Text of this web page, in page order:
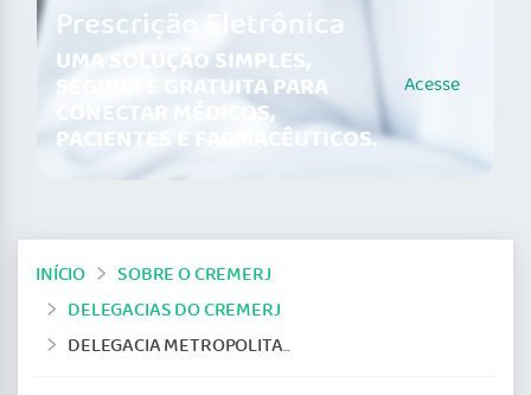
Prescrição Eletrônica
UMA SOLUÇÃO SIMPLES,
SEGURA E GRATUITA PARA
CONECTAR MÉDICOS,
PACIENTES E FARMACÊUTICOS.
Acesse
INÍCIO
SOBRE O CREMERJ
DELEGACIAS DO CREMERJ
DELEGACIA METROPOLITANA DA TIJUCA